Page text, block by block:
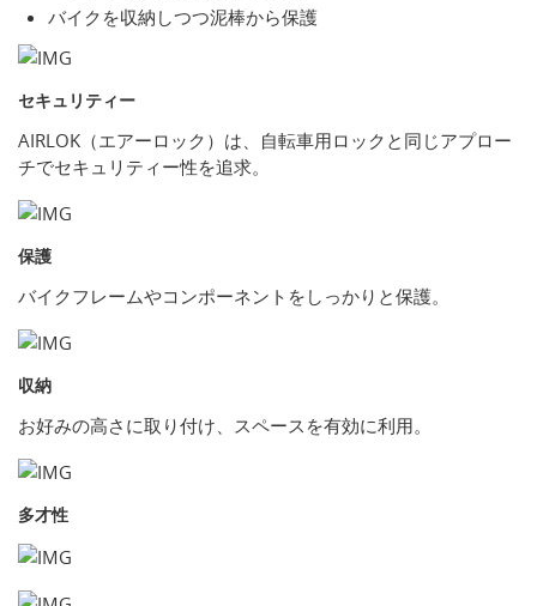
バイクを収納しつつ泥棒から保護
セキュリティー
AIRLOK（エアーロック）は、自転車用ロックと同じアプロー
チでセキュリティー性を追求。
保護
バイクフレームやコンポーネントをしっかりと保護。
収納
お好みの高さに取り付け、スペースを有効に利用。
多才性